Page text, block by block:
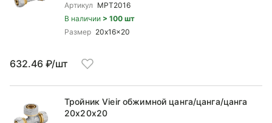
Артикул MPT2016
В наличии > 100 шт
Размер 20x16x20
632.46 ₽/шт
Тройник Vieir обжимной цанга/цанга/цанга
20x20x20